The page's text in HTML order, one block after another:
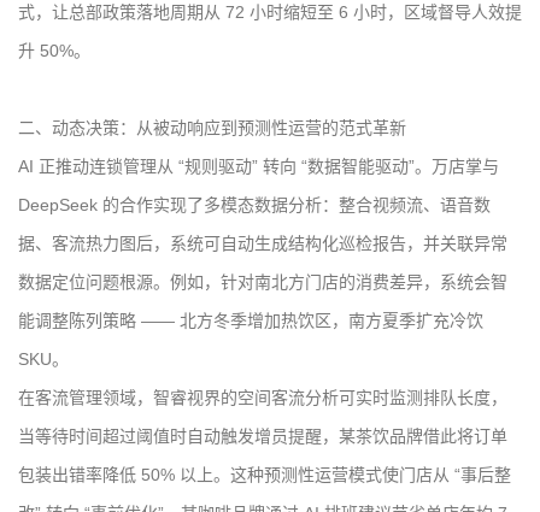
式，让总部政策落地周期从 72 小时缩短至 6 小时，区域督导人效提
升 50%。
二、动态决策：从被动响应到预测性运营的范式革新
AI 正推动连锁管理从 “规则驱动” 转向 “数据智能驱动”。万店掌与
DeepSeek 的合作实现了多模态数据分析：整合视频流、语音数
据、客流热力图后，系统可自动生成结构化巡检报告，并关联异常
数据定位问题根源。例如，针对南北方门店的消费差异，系统会智
能调整陈列策略 —— 北方冬季增加热饮区，南方夏季扩充冷饮
SKU。
在客流管理领域，智睿视界的空间客流分析可实时监测排队长度，
当等待时间超过阈值时自动触发增员提醒，某茶饮品牌借此将订单
包装出错率降低 50% 以上。这种预测性运营模式使门店从 “事后整